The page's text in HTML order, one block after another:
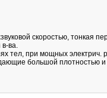
скоростью, тонкая
в-ва.
тел, при мощных электрич.
большой плотностью